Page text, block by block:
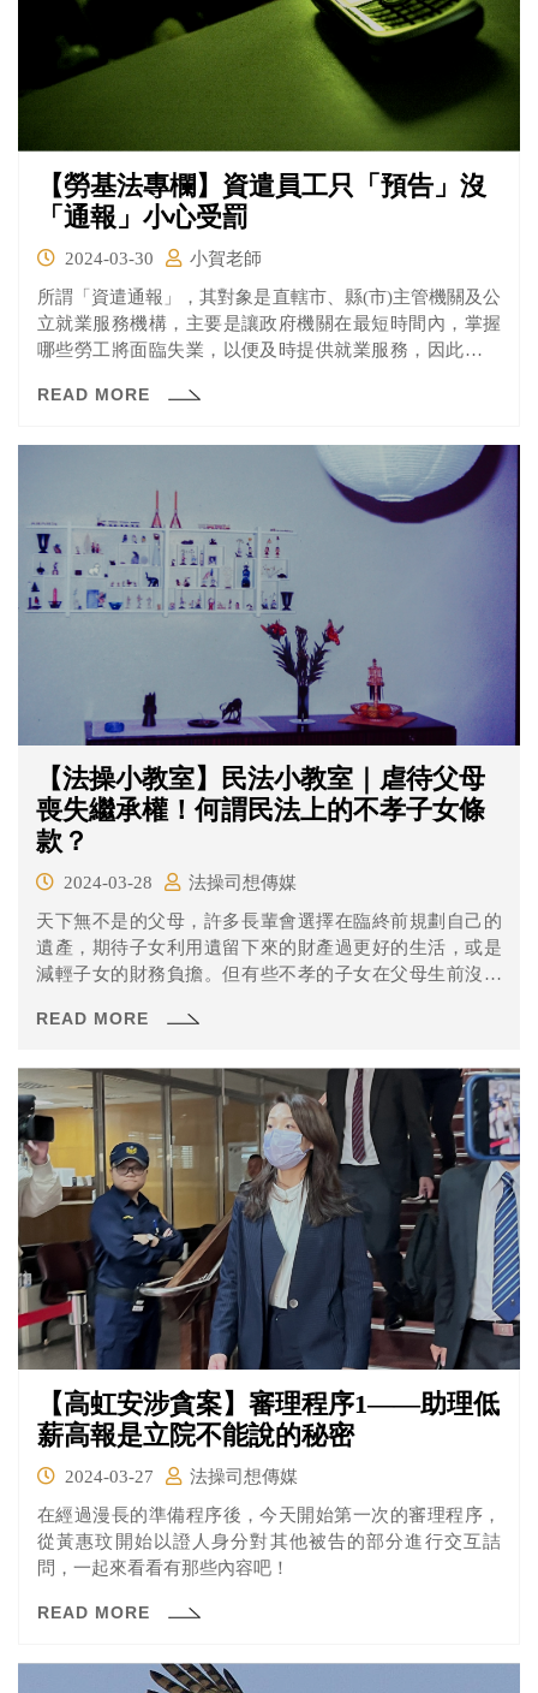
【勞基法專欄】資遣員工只「預告」沒
「通報」小心受罰
2024-03-30
小賀老師
所謂「資遣通報」，其對象是直轄市、縣(市)主管機關及公
立就業服務機構，主要是讓政府機關在最短時間內，掌握
哪些勞工將面臨失業，以便及時提供就業服務，因此雇主
職之十日前，將被資遣員工之姓名、性別、年齡、住址、
通報當地主管機關及公立就業服務機構。
READ MORE
【法操小教室】民法小教室｜虐待父母
喪失繼承權！何謂民法上的不孝子女條
款？
2024-03-28
法操司想傳媒
天下無不是的父母，許多長輩會選擇在臨終前規劃自己的
遺產，期待子女利用遺留下來的財產過更好的生活，或是
減輕子女的財務負擔。但有些不孝的子女在父母生前沒有
能有那麼好康的事呢？其實在民法上有一種情況，父母是
READ MORE
【高虹安涉貪案】審理程序1——助理低
薪高報是立院不能說的秘密
2024-03-27
法操司想傳媒
在經過漫長的準備程序後，今天開始第一次的審理程序，
從黃惠玟開始以證人身分對其他被告的部分進行交互詰
問，一起來看看有那些內容吧！
READ MORE